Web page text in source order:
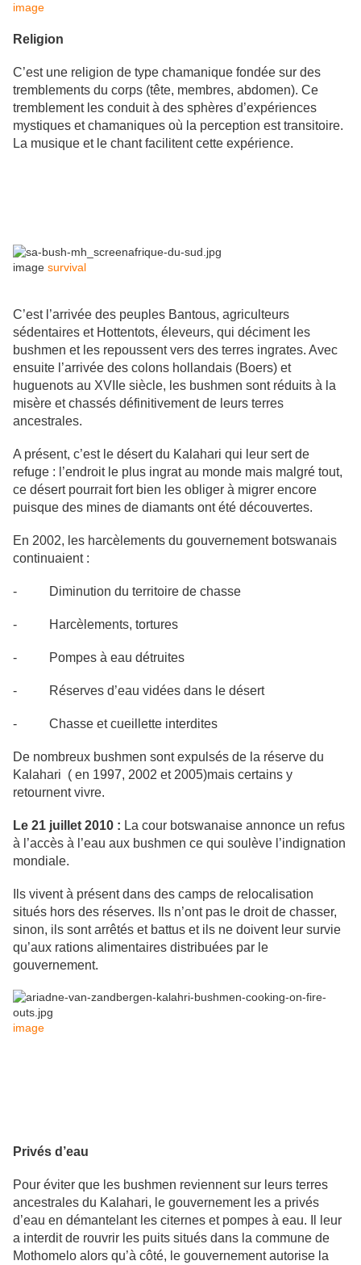
image
Religion
C’est une religion de type chamanique fondée sur des
tremblements du corps (tête, membres, abdomen). Ce
tremblement les conduit à des sphères d’expériences
mystiques et chamaniques où la perception est transitoire.
La musique et le chant facilitent cette expérience.
image survival
C’est l’arrivée des peuples Bantous, agriculteurs
sédentaires et Hottentots, éleveurs, qui déciment les
bushmen et les repoussent vers des terres ingrates. Avec
ensuite l’arrivée des colons hollandais (Boers) et
huguenots au XVIIe siècle, les bushmen sont réduits à la
misère et chassés définitivement de leurs terres
ancestrales.
A présent, c’est le désert du Kalahari qui leur sert de
refuge : l’endroit le plus ingrat au monde mais malgré tout,
ce désert pourrait fort bien les obliger à migrer encore
puisque des mines de diamants ont été découvertes.
En 2002, les harcèlements du gouvernement botswanais
continuaient :
- Diminution du territoire de chasse
- Harcèlements, tortures
- Pompes à eau détruites
- Réserves d’eau vidées dans le désert
- Chasse et cueillette interdites
De nombreux bushmen sont expulsés de la réserve du
Kalahari ( en 1997, 2002 et 2005)mais certains y
retournent vivre.
Le 21 juillet 2010 : La cour botswanaise annonce un refus
à l’accès à l’eau aux bushmen ce qui soulève l’indignation
mondiale.
Ils vivent à présent dans des camps de relocalisation
situés hors des réserves. Ils n’ont pas le droit de chasser,
sinon, ils sont arrêtés et battus et ils ne doivent leur survie
qu’aux rations alimentaires distribuées par le
gouvernement.
image
Privés d’eau
Pour éviter que les bushmen reviennent sur leurs terres
ancestrales du Kalahari, le gouvernement les a privés
d’eau en démantelant les citernes et pompes à eau. Il leur
a interdit de rouvrir les puits situés dans la commune de
Mothomelo alors qu’à côté, le gouvernement autorise la